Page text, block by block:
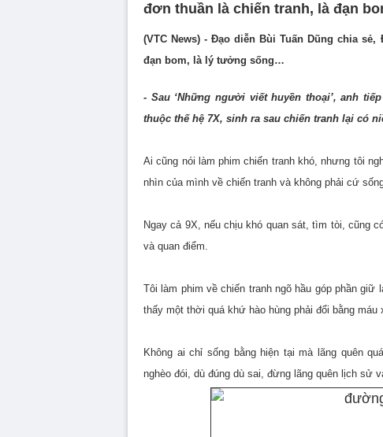
đơn thuần là chiến tranh, là đạn
(VTC News) - Đạo diễn Bùi Tuấn Dũng chia
đạn bom, là lý tưởng sống…
- Sau ‘Những người viết huyền thoại’, anh
thuộc thế hệ 7X, sinh ra sau chiến tranh lại có
Ai cũng nói làm phim chiến tranh khó, nhưng tôi
nhìn của mình về chiến tranh và không phải cứ
Ngay cả 9X, nếu chịu khó quan sát, tìm tòi, cũng
và quan điểm.
Tôi làm phim về chiến tranh ngõ hầu góp phần
thấy một thời quá khứ hào hùng phải đổi bằng máu
Không ai chỉ sống bằng hiện tại mà lãng quên
nghèo đói, dù đúng dù sai, đừng lãng quên lịch sử